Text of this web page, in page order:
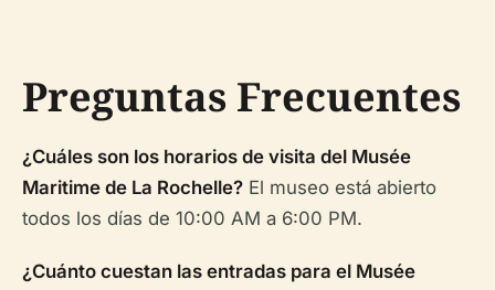
Preguntas Frecuentes
¿Cuáles son los horarios de visita del Musée
Maritime de La Rochelle? El museo está abierto
todos los días de 10:00 AM a 6:00 PM.
¿Cuánto cuestan las entradas para el Musée